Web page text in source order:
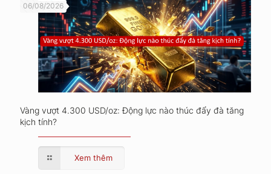
06/08/2026
Vàng vượt 4.300 USD/oz: Động lực nào thúc đẩy đà tăng
kịch tính?
Xem thêm